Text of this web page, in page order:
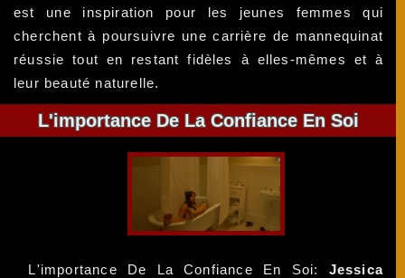
est une inspiration pour les jeunes femmes qui
cherchent à poursuivre une carrière de mannequinat
réussie tout en restant fidèles à elles-mêmes et à
leur beauté naturelle.
L'importance De La Confiance En Soi
L'importance De La Confiance En Soi:
Jessica